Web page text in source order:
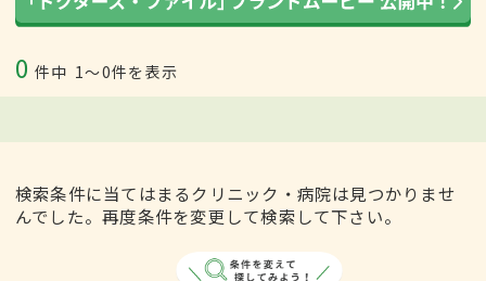
0 件中 1〜0件を表示
検索条件に当てはまるクリニック・病院は見つかりませ
んでした。再度条件を変更して検索して下さい。